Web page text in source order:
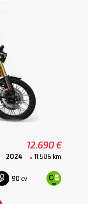
12.690 €
2024 11.506 km
90 cv